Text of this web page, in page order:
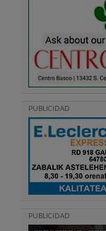
PUBLICIDAD
PUBLICIDAD